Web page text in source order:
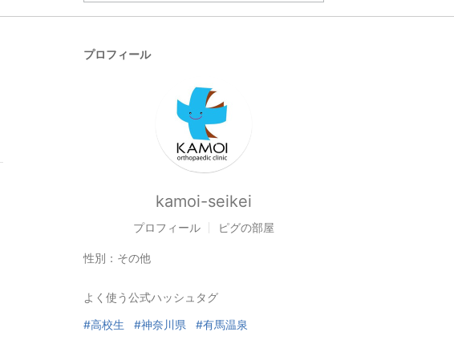
プロフィール
kamoi-seikei
プロフィール ピグの部屋
性別： その他
よく使う公式ハッシュタグ
#高校生 #神奈川県 #有馬温泉